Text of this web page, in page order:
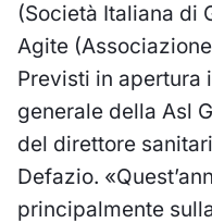
(Società Italiana di
Agite
Previsti in apertura
generale della Asl
del direttore
Defazio.
principalmente